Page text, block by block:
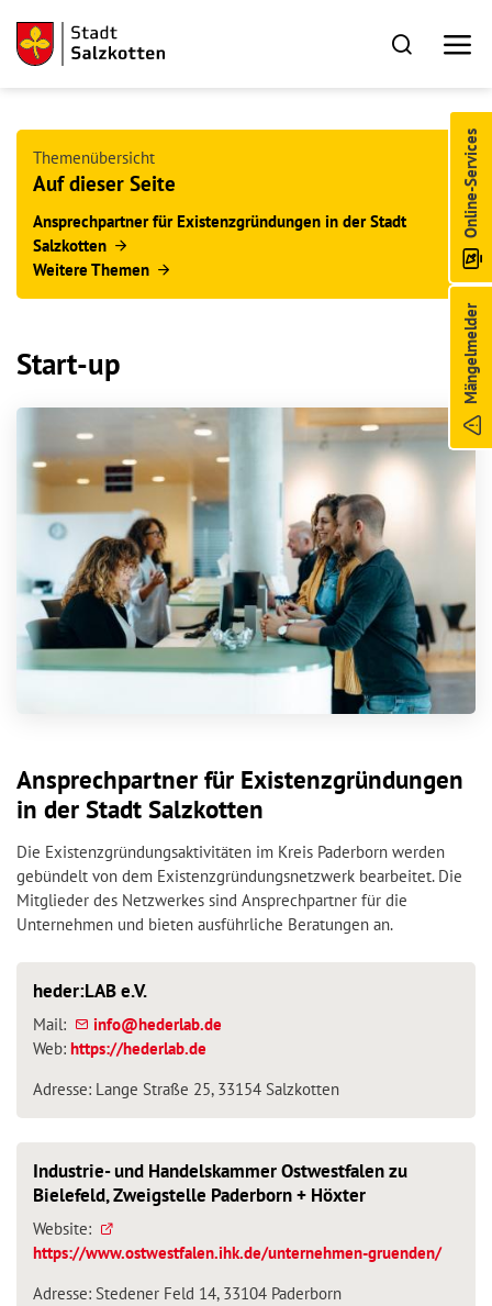
Mängelmelder
Online-Services
Start-up
Ansprechpartner für Existenzgründungen
in der Stadt Salzkotten
Die Existenzgründungsaktivitäten im Kreis Paderborn werden
gebündelt von dem Existenzgründungsnetzwerk bearbeitet. Die
Mitglieder des Netzwerkes sind Ansprechpartner für die
Unternehmen und bieten ausführliche Beratungen an.
heder:LAB e.V.
Mail: nf h d rl b d
Web: https://hederlab.de
Adresse: Lange Straße 25, 33154 Salzkotten
Industrie- und Handelskammer Ostwestfalen zu
Bielefeld, Zweigstelle Paderborn + Höxter
Website:
https://www.ostwestfalen.ihk.de/unternehmen-gruenden/
Adresse: Stedener Feld 14, 33104 Paderborn
Themenübersicht
Auf dieser Seite
Ansprechpartner für Existenzgründungen in der Stadt
Salzkotten
Weitere Themen